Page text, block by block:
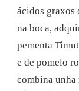
ácidos graxos
na boca,
pementa
e de pomelo
combina unha